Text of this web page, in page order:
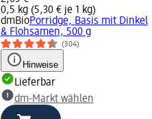
0,5 kg (5,30 € je 1 kg)
dmBioPorridge, Basis mit Dinkel
& Flohsamen, 500 g
(304)
Hinweise
Lieferbar
dm-Markt wählen